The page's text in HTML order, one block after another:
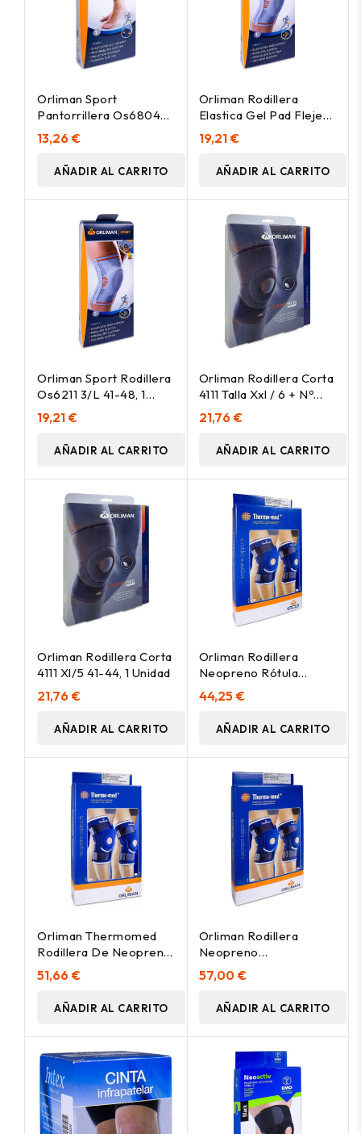
Orliman Sport
Pantorrillera Os6804
3/L 36-42, 1 Unidad
13,26 €
AÑADIR AL CARRITO
Orliman Rodillera
Elastica Gel Pad Flejes
Sport T1 1Ud
19,21 €
AÑADIR AL CARRITO
Orliman Sport Rodillera
Os6211 3/L 41-48, 1
Unidad
19,21 €
AÑADIR AL CARRITO
Orliman Rodillera Corta
4111 Talla Xxl / 6 + Nº
44-49, 1 Unidad
21,76 €
AÑADIR AL CARRITO
Orliman Rodillera Corta
4111 Xl/5 41-44, 1 Unidad
21,76 €
AÑADIR AL CARRITO
Orliman Rodillera
Neopreno Rótula
Abierta 4103 Talla 1, 1
Unidad
44,25 €
AÑADIR AL CARRITO
Orliman Thermomed
Rodillera De Neopreno
Con Cinchas Azul Ref.
4103 Talla 5, 1 Ud
51,66 €
AÑADIR AL CARRITO
Orliman Rodillera
Neopreno
Estabilizadores
Metálicos 4104 Talla 3, 1
Unidad
57,00 €
AÑADIR AL CARRITO